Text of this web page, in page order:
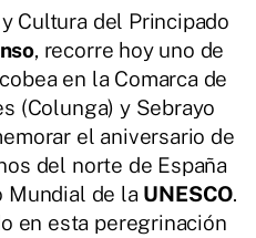
Cultura del Principado
, recorre hoy uno de
en la Comarca de
(Colunga) y Sebrayo
el aniversario de
del norte de España
Mundial de la UNESCO.
en esta peregrinación